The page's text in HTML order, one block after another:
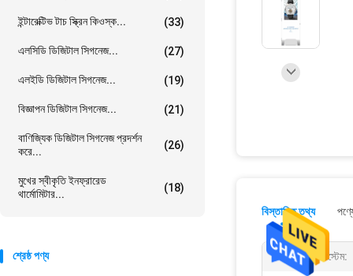
ইন্টারেক্টিভ টাচ স্ক্রিন কিওস্ক... (33)
এলসিডি ডিজিটাল সিগনেজ... (27)
এলইডি ডিজিটাল সিগনেজ... (19)
বিজ্ঞাপন ডিজিটাল সিগনেজ... (21)
বাণিজ্যিক ডিজিটাল সিগনেজ প্রদর্শন
করে...
(26)
মুখের স্বীকৃতি ইনফ্রারেড
থার্মোমিটার...
(18)
শ্রেষ্ঠ পণ্য
বিস্তারিত তথ্য
অপারেটিং সিস্টেম: